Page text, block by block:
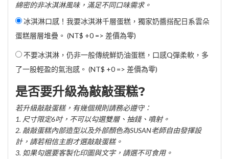
綿密的非冰淇淋風味，滿足不同口味需求。
冰淇淋口感！我要冰淇淋千層蛋糕，獨家奶醬搭配日系雲朵
蛋糕層層堆疊。 (NT$ +0 => 差價為零)
不要冰淇淋，仍非一般傳統鮮奶油蛋糕，口感Q彈柔軟，多
了一股輕盈的氣泡感。 (NT$ +0 => 差價為零)
是否要升級為敲敲蛋糕?
若升級敲敲蛋糕，有幾個規則請務必遵守：
1. 尺寸限定6吋，不可以勾選雙層、抽錢、噴射。
2. 敲敲蛋糕內部造型以及外部顏色為SUSAN老師自由發揮設
計，請若相信主廚才選敲敲蛋糕。
3. 如果勾選要客製化印圖與文字，請選不可食用。